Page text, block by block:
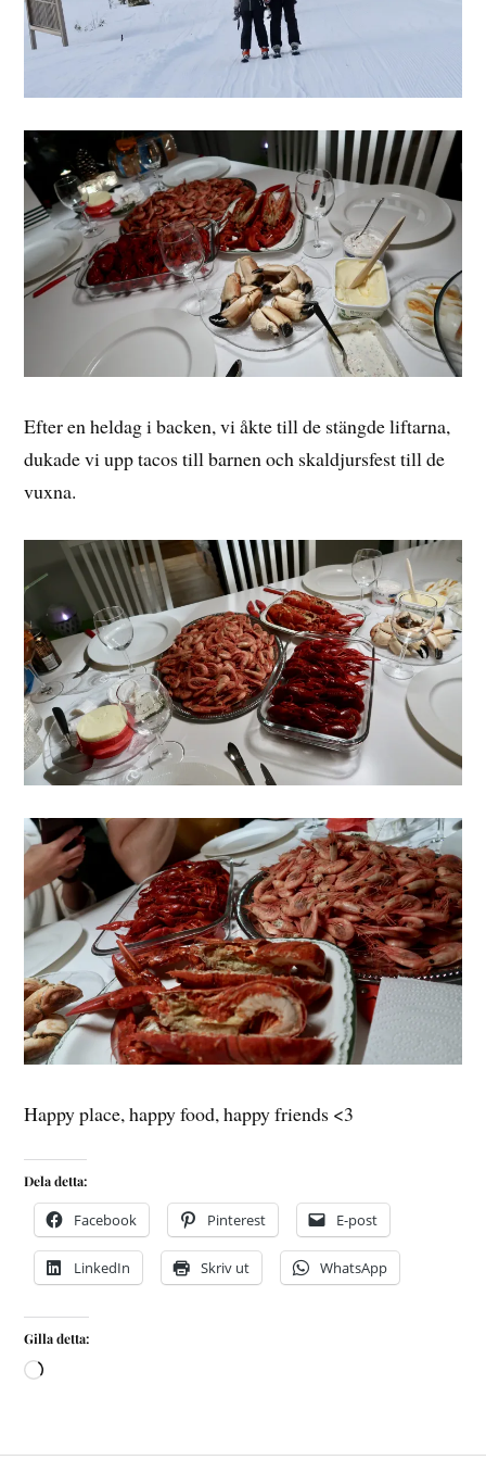
Efter en heldag i backen, vi åkte till de stängde liftarna,
dukade vi upp tacos till barnen och skaldjursfest till de
vuxna.
Happy place, happy food, happy friends <3
Dela detta:
Facebook Pinterest E-post
LinkedIn Skriv ut WhatsApp
Gilla detta: